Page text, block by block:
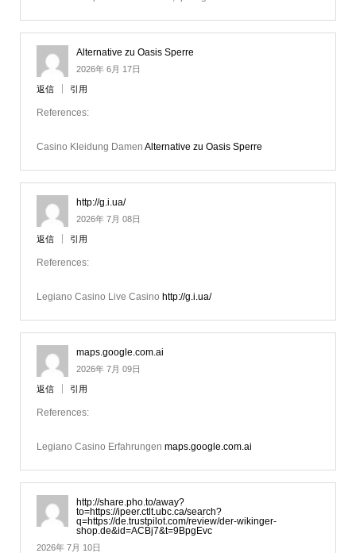
Alternative zu Oasis Sperre
2026年 6月 17日
返信 引用
References:
Casino Kleidung Damen Alternative zu Oasis Sperre
http://g.i.ua/
2026年 7月 08日
返信 引用
References:
Legiano Casino Live Casino http://g.i.ua/
maps.google.com.ai
2026年 7月 09日
返信 引用
References:
Legiano Casino Erfahrungen maps.google.com.ai
http://share.pho.to/away?
to=https://ipeer.ctlt.ubc.ca/search?
q=https://de.trustpilot.com/review/der-wikinger-
shop.de&id=ACBj7&t=9BpgEvc
2026年 7月 10日